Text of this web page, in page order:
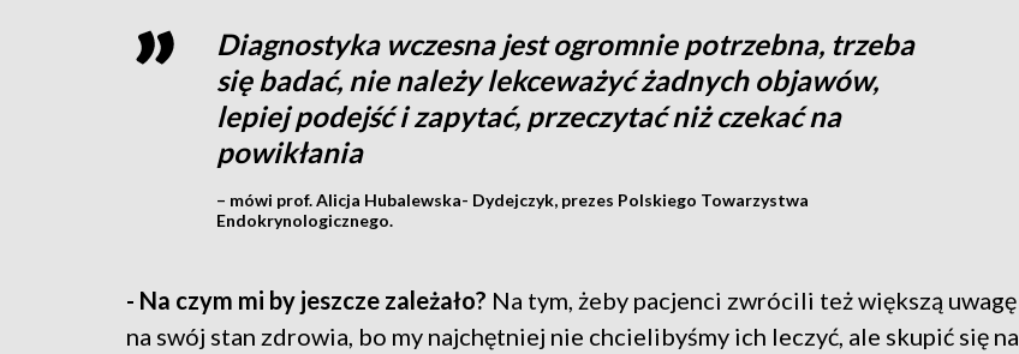
Diagnostyka wczesna jest ogromnie potrzebna, trzeba
się badać, nie należy lekceważyć żadnych objawów,
lepiej podejść i zapytać, przeczytać niż czekać na
powikłania
– mówi prof. Alicja Hubalewska- Dydejczyk, prezes Polskiego Towarzystwa
Endokrynologicznego.
- Na czym mi by jeszcze zależało? Na tym, żeby pacjenci zwrócili też większą uwagę
na swój stan zdrowia, bo my najchętniej nie chcielibyśmy ich leczyć, ale skupić się na